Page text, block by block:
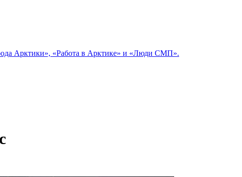
Арктики», «Работа в Арктике» и «Люди СМП».